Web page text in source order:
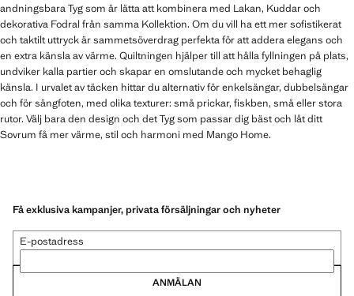
andningsbara Tyg som är lätta att kombinera med Lakan, Kuddar och
dekorativa Fodral från samma Kollektion. Om du vill ha ett mer sofistikerat
och taktilt uttryck är sammetsöverdrag perfekta för att addera elegans och
en extra känsla av värme. Quiltningen hjälper till att hålla fyllningen på plats,
undviker kalla partier och skapar en omslutande och mycket behaglig
känsla. I urvalet av täcken hittar du alternativ för enkelsängar, dubbelsängar
och för sängfoten, med olika texturer: små prickar, fiskben, små eller stora
rutor. Välj bara den design och det Tyg som passar dig bäst och låt ditt
Sovrum få mer värme, stil och harmoni med Mango Home.
Få exklusiva kampanjer, privata försäljningar och nyheter
E-postadress
ANMÄLAN